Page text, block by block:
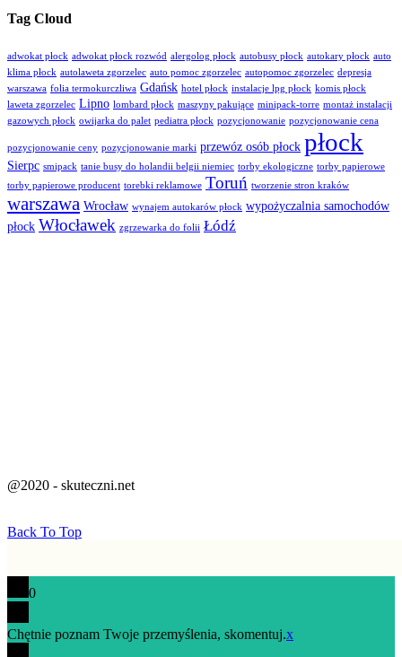
Tag Cloud
adwokat płock adwokat płock rozwód alergolog płock autobusy płock autokary płock auto
klima płock autolaweta zgorzelec auto pomoc zgorzelec autopomoc zgorzelec depresja
warszawa folia termokurczliwa Gdańsk hotel płock instalacje lpg płock komis płock
laweta zgorzelec Lipno lombard płock maszyny pakujące minipack-torre montaż instalacji
gazowych płock owijarka do palet pediatra płock pozycjonowanie pozycjonowanie cena
pozycjonowanie ceny pozycjonowanie marki przewóz osób płock płock
Sierpc smipack tanie busy do holandii belgii niemiec torby ekologiczne torby papierowe
torby papierowe producent torebki reklamowe Toruń tworzenie stron kraków
warszawa Wrocław wynajem autokarów płock wypożyczalnia samochodów
płock Włocławek zgrzewarka do folii Łódź
@2020 - skuteczni.net
Back To Top
0
Chętnie poznam Twoje przemyślenia, skomentuj.x